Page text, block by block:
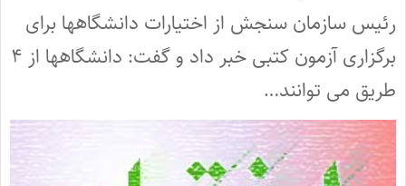
رئیس سازمان سنجش از اختیارات دانشگاهها برای
برگزاری آزمون کتبی خبر داد و گفت: دانشگاهها از ۴
طریق می توانند…